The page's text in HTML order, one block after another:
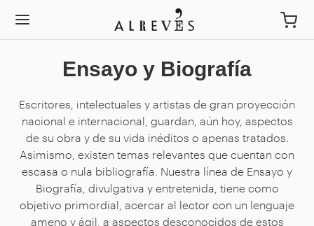
Ensayo y Biografía
Escritores, intelectuales y artistas de gran proyección
nacional e internacional, guardan, aún hoy, aspectos
de su obra y de su vida inéditos o apenas tratados.
Asimismo, existen temas relevantes que cuentan con
escasa o nula bibliografía. Nuestra línea de Ensayo y
Biografía, divulgativa y entretenida, tiene como
objetivo primordial, acercar al lector con un lenguaje
ameno y ágil, a aspectos desconocidos de estos